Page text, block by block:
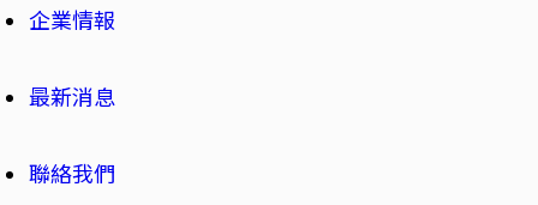
企業情報
最新消息
聯絡我們